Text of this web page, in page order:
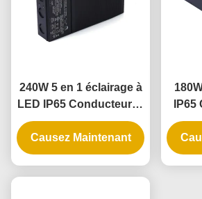
240W 5 en 1 éclairage à
LED IP65 Conducteur et
alimentation à LED
Causez Maintenant